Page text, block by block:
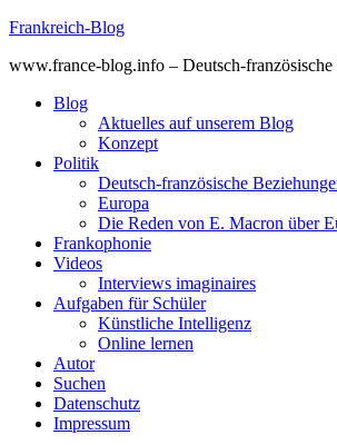
Skip
content
Frankreich-Blog
www.france-blog.info – Deutsch-französische
Blog
Aktuelles auf unserem Blog
Konzept
Politik
Deutsch-französische
Europa
Die Reden von E. Macron über
Frankophonie
Videos
Interviews imaginaires
Aufgaben für Schüler
Künstliche Intelligenz
Online lernen
Autor
Suchen
Datenschutz
Impressum